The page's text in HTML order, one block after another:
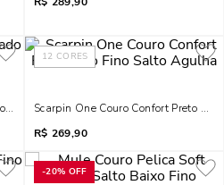
12 CORES
Scarpin One Couro Confort Preto
R$ 269,90
-20% OFF